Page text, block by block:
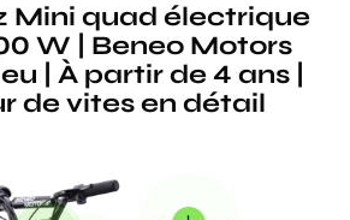
Mini quad électrique
W | Beneo Motors
| À partir de 4 ans |
de vites en détail